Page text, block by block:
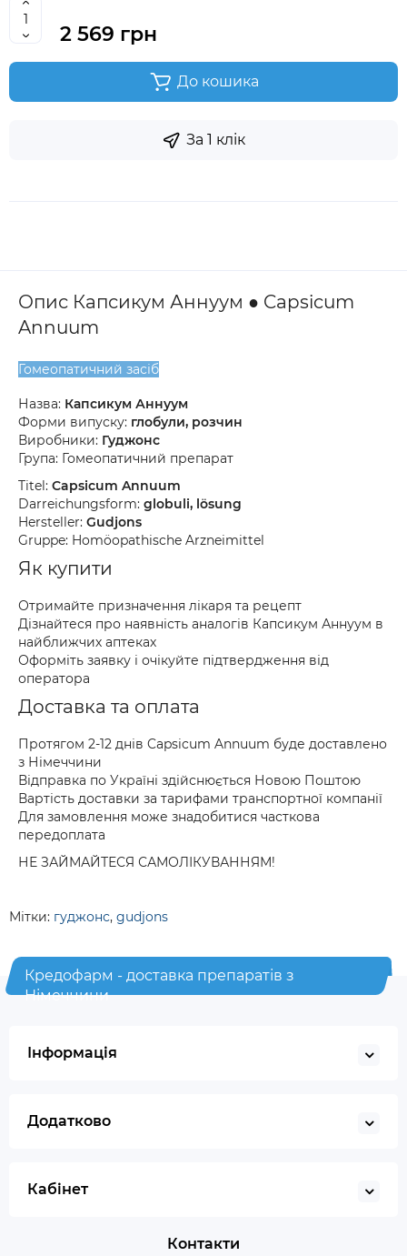
2 569 грн
До кошика
За 1 клік
Опис Капсикум Аннуум ● Capsicum
Annuum
Гомеопатичний засіб
Назва: Капсикум Аннуум
Форми випуску: глобули, розчин
Виробники: Гуджонс
Група: Гомеопатичний препарат
Titel: Capsicum Annuum
Darreichungsform: globuli, lösung
Hersteller: Gudjons
Gruppe: Homöopathische Arzneimittel
Як купити
Отримайте призначення лікаря та рецепт
Дізнайтеся про наявність аналогів Капсикум Аннуум в
найближчих аптеках
Оформіть заявку і очікуйте підтвердження від
оператора
Доставка та оплата
Протягом 2-12 днів Capsicum Annuum буде доставлено
з Німеччини
Відправка по Україні здійснюється Новою Поштою
Вартість доставки за тарифами транспортної компанії
Для замовлення може знадобитися часткова
передоплата
НЕ ЗАЙМАЙТЕСЯ САМОЛІКУВАННЯМ!
Мітки: гуджонс, gudjons
Кредофарм - доставка препаратів з
Німеччини
Інформація
Додатково
Кабінет
Контакти